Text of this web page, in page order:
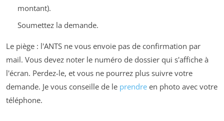
montant).
Soumettez la demande.
Le piège : l'ANTS ne vous envoie pas de confirmation par
mail. Vous devez noter le numéro de dossier qui s'affiche à
l'écran. Perdez-le, et vous ne pourrez plus suivre votre
demande. Je vous conseille de le prendre en photo avec votre
téléphone.